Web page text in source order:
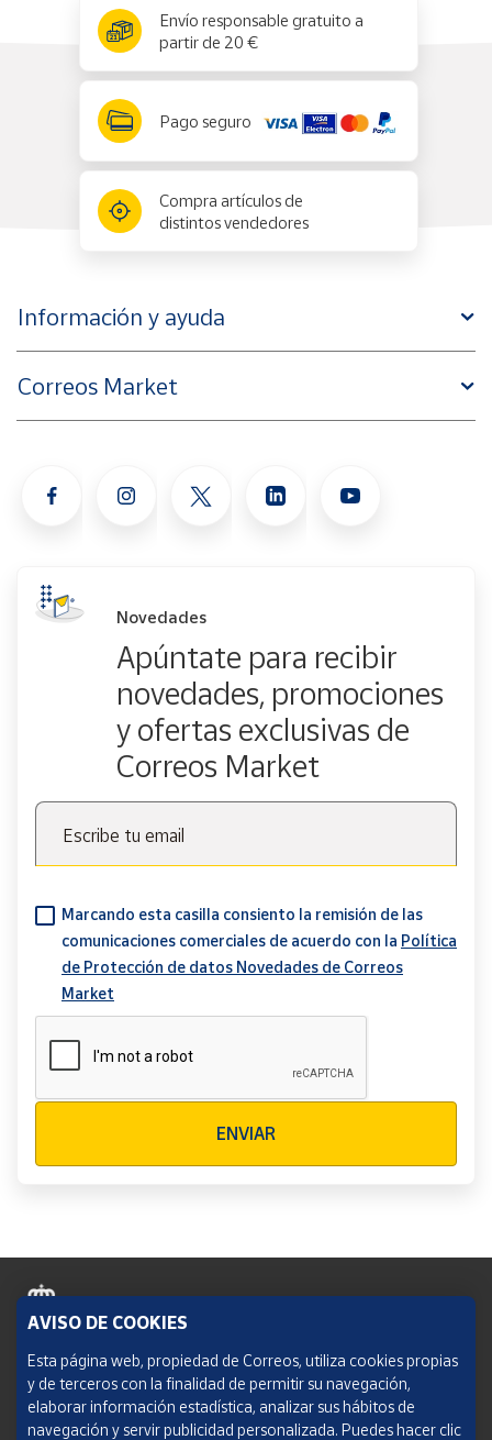
Envío responsable gratuito a
partir de 20 €
Pago seguro
Compra artículos de
distintos vendedores
Información y ayuda
Correos Market
Novedades
Apúntate para recibir
novedades, promociones
y ofertas exclusivas de
Correos Market
Escribe tu email
Marcando esta casilla consiento la remisión de las
comunicaciones comerciales de acuerdo con la Política
de Protección de datos Novedades de Correos
Market
ENVIAR
Política de cookies
Aviso legal
AVISO DE COOKIES
Esta página web, propiedad de Correos, utiliza cookies propias
y de terceros con la finalidad de permitir su navegación,
elaborar información estadística, analizar sus hábitos de
navegación y servir publicidad personalizada. Puedes hacer clic